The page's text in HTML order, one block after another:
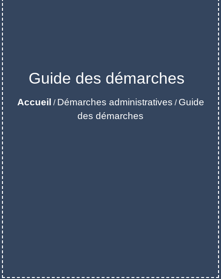
Guide des démarches
Accueil / Démarches administratives / Guide
des démarches